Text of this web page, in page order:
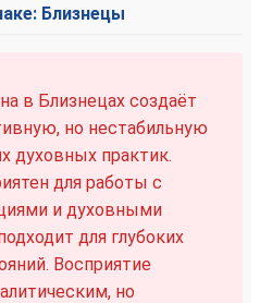
Близнецы
в Близнецах создаёт
но нестабильную
духовных практик.
для работы с
и духовными
для глубоких
Восприятие
но